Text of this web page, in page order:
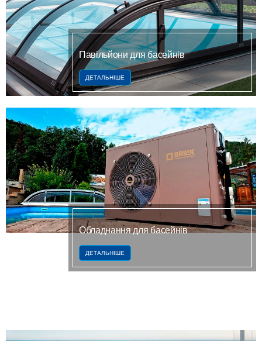
Павільйони для басейнів
ДЕТАЛЬНІШЕ
Обладнання для басейнів
ДЕТАЛЬНІШЕ